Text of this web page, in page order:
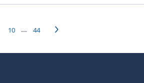
10 … 44 ›